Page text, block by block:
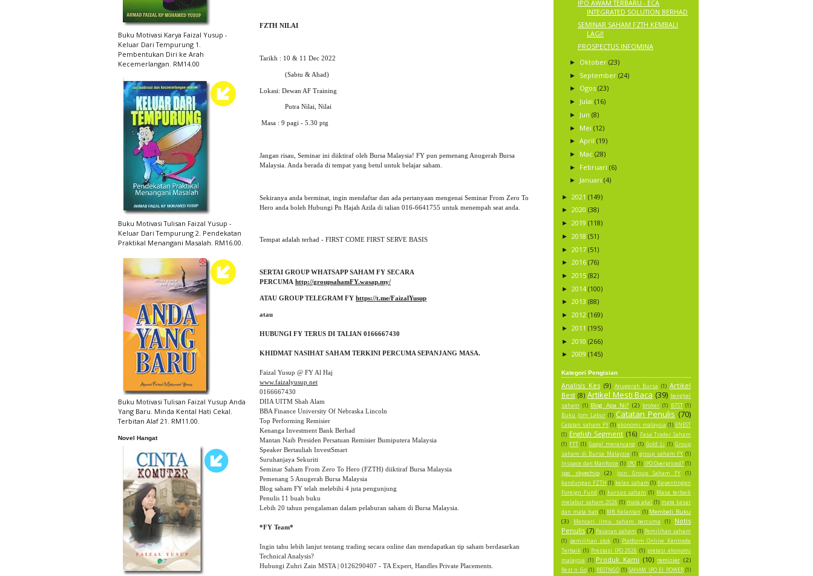
Buku Motivasi Karya Faizal Yusup -
Keluar Dari Tempurung 1.
Pembentukan Diri ke Arah
Kecemerlangan. RM14.00
Buku Motivasi Tulisan Faizal Yusup -
Keluar Dari Tempurung 2. Pendekatan
Praktikal Menangani Masalah. RM16.00.
Buku Motivasi Tulisan Faizal Yusup Anda
Yang Baru. Minda Kental Hati Cekal.
Terbitan Alaf 21. RM11.00.
Novel Hangat
FZTH NILAI
Tarikh : 10 & 11 Dec 2022
(Sabtu & Ahad)
Lokasi: Dewan AF Training
Putra Nilai, Nilai
Masa : 9 pagi - 5.30 ptg
Jangan risau, Seminar ini diiktiraf oleh Bursa Malaysia! FY pun pemenang Anugerah Bursa
Malaysia. Anda berada di tempat yang betul untuk belajar saham.
Sekiranya anda berminat, ingin mendaftar dan ada pertanyaan mengenai Seminar From Zero To
Hero anda boleh Hubungi Pn Hajah Azila di talian 016-6641755 untuk menempah seat anda.
Tempat adalah terhad - FIRST COME FIRST SERVE BASIS
SERTAI GROUP WHATSAPP SAHAM FY SECARA
PERCUMA http://groupsahamFY.wasap.my/
ATAU GROUP TELEGRAM FY https://t.me/FaizalYusup
atau
www.faizalyusup.net
0166667430
DIIA UITM Shah Alam
BBA Finance University Of Nebraska Lincoln
Top Performing Remisier
Kenanga Investment Bank Berhad
Mantan Naib Presiden Persatuan Remisier Bumiputera Malaysia
Speaker Bertauliah InvestSmart
Suruhanjaya Sekuriti
Seminar Saham From Zero To Hero (FZTH) diiktiraf Bursa Malaysia
Pemenang 5 Anugerah Bursa Malaysia
Blog saham FY telah melebihi 4 juta pengunjung
Penulis 11 buah buku
Lebih 20 tahun pengalaman dalam pelaburan saham di Bursa Malaysia.
Ingin tahu lebih lanjut tentang trading secara online dan mendapatkan tip saham berdasarkan
Technical Analysis?
Hubungi Zuhri Zain MSTA | 0126290407 - TA Expert, Handles Private Placements.
IPO AWAM TERBARU - ECA
INTEGRATED SOLUTION BERHAD
SEMINAR SAHAM FZTH KEMBALI
LAGI!
PROSPECTUS INFOMINA
► Oktober (23)
► September (24)
► Ogos (23)
► Julai (16)
► Jun (8)
► Mei (12)
► April (19)
► Mac (28)
► Februari (6)
► Januari (4)
► 2021 (149)
► 2020 (38)
► 2019 (118)
► 2018 (51)
► 2017 (51)
► 2016 (76)
► 2015 (82)
► 2014 (100)
► 2013 (88)
► 2012 (169)
► 2011 (195)
► 2010 (266)
► 2009 (145)
Kategori Pengisian
Analisis Kes (9) Anugerah Bursa (1) Artikel
Best (8) Artikel Mesti Baca (39) bengkel
saham (1) Blog Apa Ni? (2) broker (1) BTST (1)
Buku Jom Labur (1) Catatan Penulis (70)
Catatan saham FY (1) ekonomi malaysia (1) ENEST
(1) English Segment (16) Fasa Trader Saham
(1) FTT (1) Gagal merancang (1) Gold Li (1) Group
saham di Bursa Malaysia (1) group saham FY (1)
Inspace dan Manforce (1) IPO (1) IPO Overpriced? (1)
ipo skyechip (2) Join Group Saham FY
(1)
kandungan FZTH (1) kelas saham (1) Kepentingan
Foreign Fund (1) kursus saham (1) Masa terbaik
melabur saham 2026 (1) mata akal (1) mata kasar
dan mata hati (1) MB Kelantan (1) Membeli Buku
(3)
Mencari ilmu saham percuma (1)
Notis
Penulis (7) Pasaran saham (1) Pemilihan saham
(1) pemilihan stok (1) Platform Online Kentrade
Terbaik (1) Prestasi IPO 2026 (1) pretasi ekonomi
malaysia (1) Produk Kami (10) remisier (2)
Rest n Go (1) RESTNGO (1) SAHAM IPO EI POWER (1)